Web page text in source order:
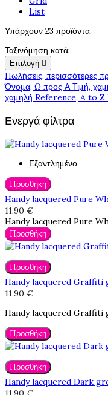
List
Υπάρχουν 23 προϊόντα.
Ταξινόμηση κατά:
Επιλογή 
Πωλήσεις, περισσότερες
Όνομα, Ω προς ΑΤιμή,
χαμηλή Reference, A to Z
Ενεργά φίλτρα
Εξαντλημένο
Προσθήκη
Handy lacquered Pure
11,90 €
Handy lacquered Pure
Προσθήκη
Προσθήκη
Handy lacquered Graffiti
11,90 €
Handy lacquered Graffiti
Προσθήκη
Προσθήκη
Handy lacquered Dark